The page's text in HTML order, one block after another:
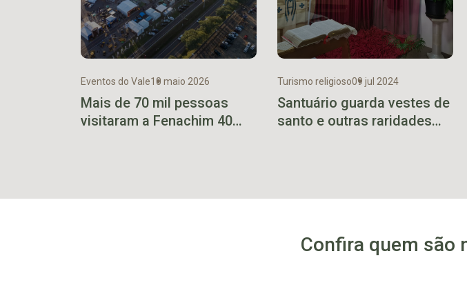
Eventos do Vale10 maio 2026
Mais de 70 mil pessoas
visitaram a Fenachim 40
Turismo religioso09 jul 2024
Santuário guarda vestes de
santo e outras raridades
Confira quem são